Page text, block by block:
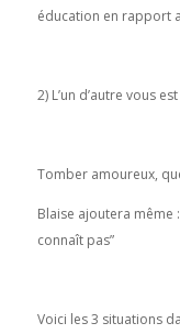
éducation en rapport
2) L’un d’autre vous
Tomber amoureux,
Blaise ajoutera même
connaît pas”
Voici les 3 situations